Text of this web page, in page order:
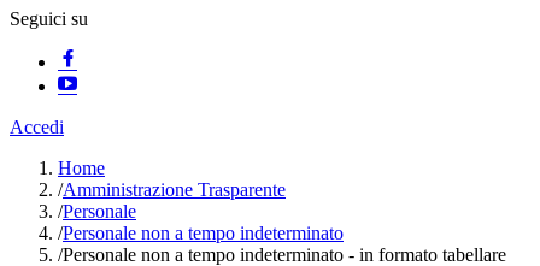
Seguici su
Accedi
Home
/Amministrazione Trasparente
/Personale
/Personale non a tempo indeterminato
/Personale non a tempo indeterminato - in formato tabellare